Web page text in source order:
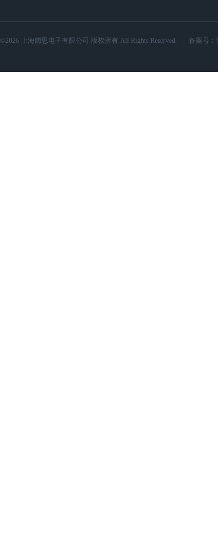
©2026 上海阔思电子有限公司 版权所有 All Rights Reserved. 备案号：